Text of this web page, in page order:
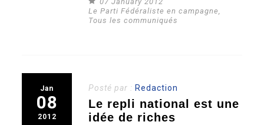
Le Parti Fédéraliste en campagne,
Tous les communiqués
Jan
08
2012
Posté par : Redaction
Le repli national est une
idée de riches